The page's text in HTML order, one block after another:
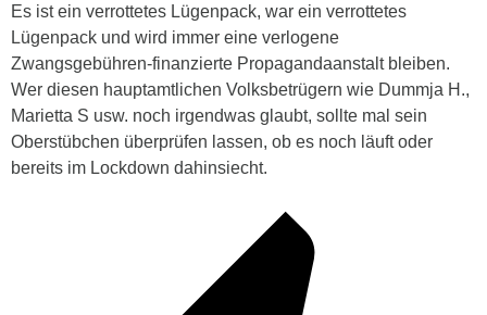
Es ist ein verrottetes Lügenpack, war ein verrottetes
Lügenpack und wird immer eine verlogene
Zwangsgebühren-finanzierte Propagandaanstalt bleiben.
Wer diesen hauptamtlichen Volksbetrügern wie Dummja H.,
Marietta S usw. noch irgendwas glaubt, sollte mal sein
Oberstübchen überprüfen lassen, ob es noch läuft oder
bereits im Lockdown dahinsiecht.